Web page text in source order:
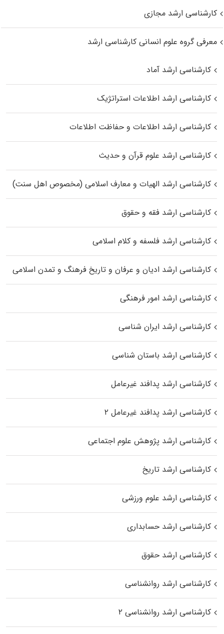
کارشناسی ارشد مجازی
معرفی گروه علوم انسانی کارشناسی ارشد
کارشناسی ارشد آماد
کارشناسی ارشد اطلاعات استراتژیک
کارشناسی ارشد اطلاعات و حفاظت اطلاعات
کارشناسی ارشد علوم قرآن و حدیث
کارشناسی ارشد الهیات و معارف اسلامی (مخصوص اهل سنت)
کارشناسی ارشد فقه و حقوق
کارشناسی ارشد فلسفه و کلام اسلامی
کارشناسی ارشد ادیان و عرفان و تاریخ فرهنگ و تمدن اسلامی
کارشناسی ارشد امور فرهنگی
کارشناسی ارشد ایران شناسی
کارشناسی ارشد باستان شناسی
کارشناسی ارشد پدافند غیرعامل
کارشناسی ارشد پدافند غیرعامل ۲
کارشناسی ارشد پژوهش علوم اجتماعی
کارشناسی ارشد تاریخ
کارشناسی ارشد علوم ورزشی
کارشناسی ارشد حسابداری
کارشناسی ارشد حقوق
کارشناسی ارشد روانشناسی
کارشناسی ارشد روانشناسی ۲